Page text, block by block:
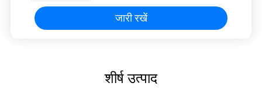
जारी रखें
शीर्ष उत्पाद